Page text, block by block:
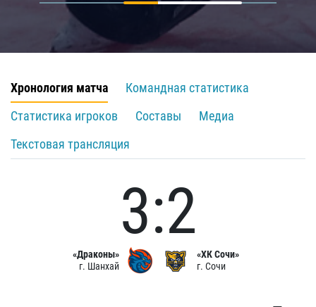
Хронология матча
Командная статистика
Статистика игроков
Составы
Медиа
Текстовая трансляция
«Драконы»
г. Шанхай
3:2
«ХК Сочи»
г. Сочи